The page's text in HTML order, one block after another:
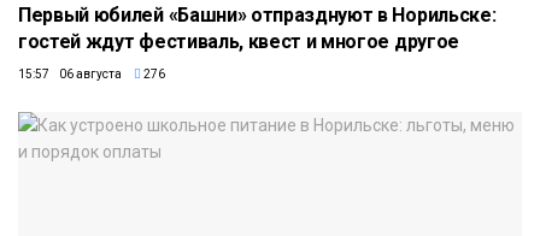
Первый юбилей «Башни» отпразднуют в Норильске:
гостей ждут фестиваль, квест и многое другое
15:57 06 августа 276